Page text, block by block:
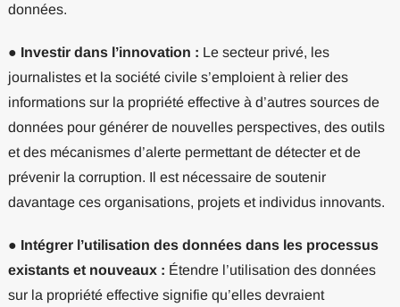
données.
● Investir dans l’innovation : Le secteur privé, les
journalistes et la société civile s’emploient à relier des
informations sur la propriété effective à d’autres sources de
données pour générer de nouvelles perspectives, des outils
et des mécanismes d’alerte permettant de détecter et de
prévenir la corruption. Il est nécessaire de soutenir
davantage ces organisations, projets et individus innovants.
● Intégrer l’utilisation des données dans les processus
existants et nouveaux : Étendre l’utilisation des données
sur la propriété effective signifie qu’elles devraient